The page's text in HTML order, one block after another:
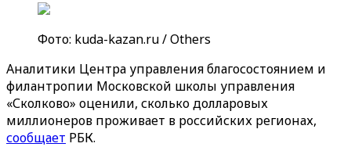
Фото: kuda-kazan.ru / Others
Аналитики Центра управления благосостоянием и
филантропии Московской школы управления
«Сколково» оценили, сколько долларовых
миллионеров проживает в российских регионах,
сообщает РБК.